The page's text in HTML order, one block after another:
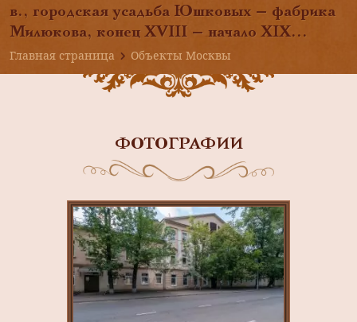
в., городская усадьба Юшковых — фабрика
Милюкова, конец XVIII — начало XIX...
Главная страница
Объекты Москвы
ФОТОГРАФИИ